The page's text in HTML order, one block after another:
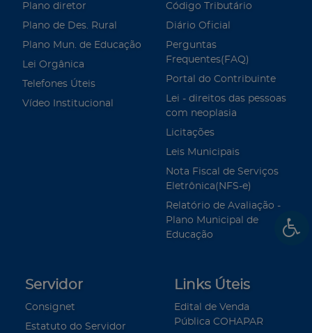
Plano diretor
Plano de Des. Rural
Plano Mun. de Educação
Lei Orgânica
Telefones Úteis
Vídeo Institucional
Código Tributário
Diário Oficial
Perguntas
Frequentes(FAQ)
Portal do Contribuinte
Lei - direitos das pessoas
com neoplasia
Licitações
Leis Municipais
Nota Fiscal de Serviços
Eletrônica(NFS-e)
Relatório de Avaliação -
Plano Municipal de
Educação
Servidor
Consignet
Estatuto do Servidor
Links Úteis
Edital de Venda
Pública COHAPAR